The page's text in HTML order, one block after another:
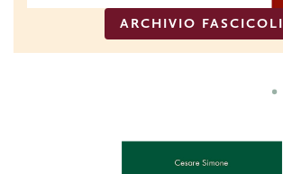
ARCHIVIO FASCICOLI